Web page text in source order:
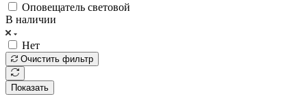
Оповещатель световой
В наличии
Нет
Очистить фильтр
Показать